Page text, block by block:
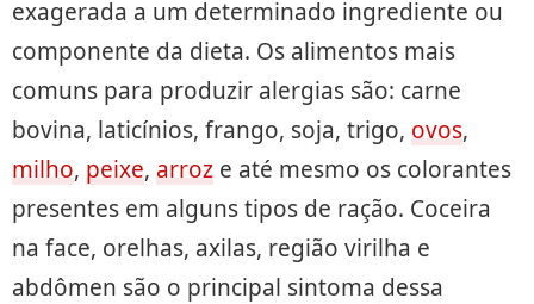
exagerada a um determinado ingrediente ou
componente da dieta. Os alimentos mais
comuns para produzir alergias são: carne
bovina, laticínios, frango, soja, trigo, ovos,
milho, peixe, arroz e até mesmo os colorantes
presentes em alguns tipos de ração. Coceira
na face, orelhas, axilas, região virilha e
abdômen são o principal sintoma dessa